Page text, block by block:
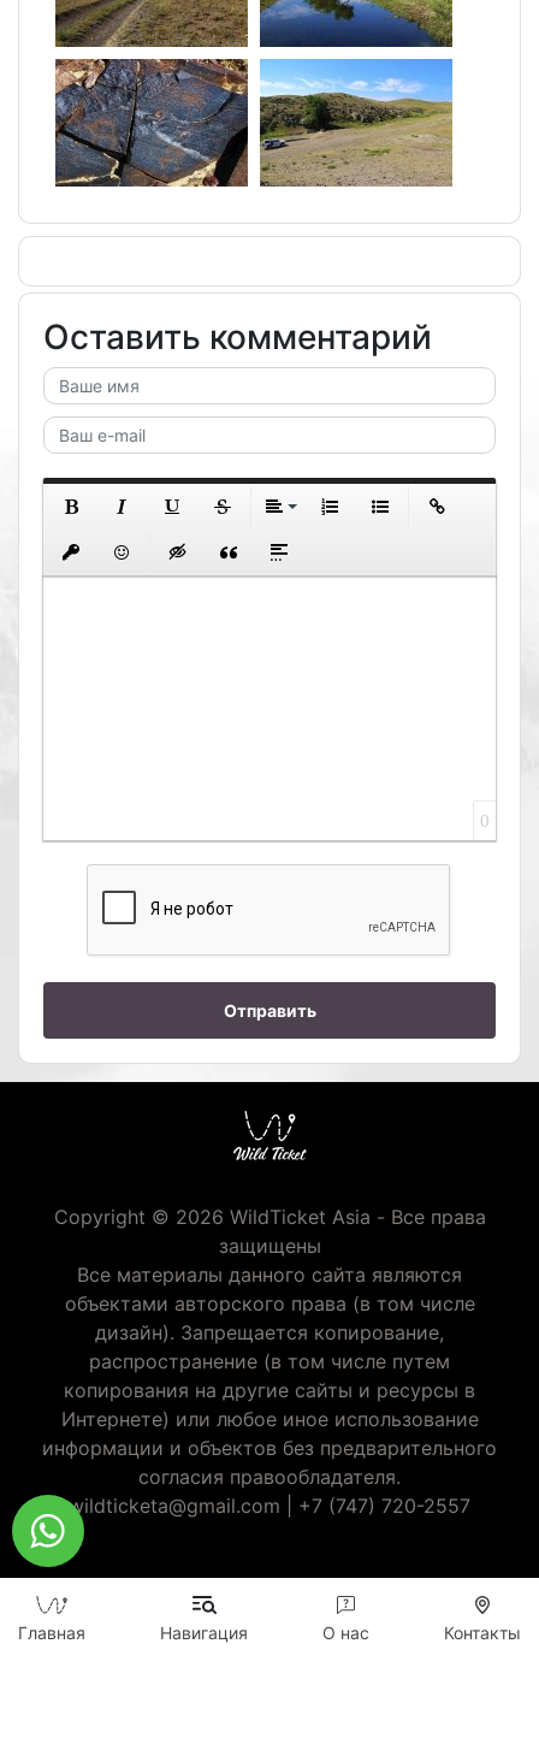
Оставить комментарий
0
Отправить
Copyright © 2026 WildTicket Asia - Все права
защищены
Все материалы данного сайта являются
объектами авторского права (в том числе
дизайн). Запрещается копирование,
распространение (в том числе путем
копирования на другие сайты и ресурсы в
Интернете) или любое иное использование
информации и объектов без предварительного
согласия правообладателя.
wildticketa@gmail.com
+7 (747) 720-2557
Главная Навигация О нас Контакты